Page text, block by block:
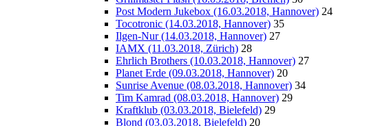
Post Modern Jukebox (16.03.2018, Hannover) 24
Tocotronic (14.03.2018, Hannover) 35
Ilgen-Nur (14.03.2018, Hannover) 27
IAMX (11.03.2018, Zürich) 28
Ehrlich Brothers (10.03.2018, Hannover) 27
Planet Erde (09.03.2018, Hannover) 20
Sunrise Avenue (08.03.2018, Hannover) 34
Tim Kamrad (08.03.2018, Hannover) 29
Kraftklub (03.03.2018, Bielefeld) 29
Blond (03.03.2018, Bielefeld) 20